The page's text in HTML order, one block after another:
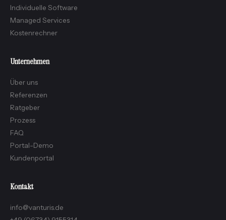
Individuelle Software
Managed Services
Kostenrechner
Unternehmen
Über uns
Referenzen
Ratgeber
Prozess
FAQ
Portal-Demo
Kundenportal
Kontakt
info@vanturis.de